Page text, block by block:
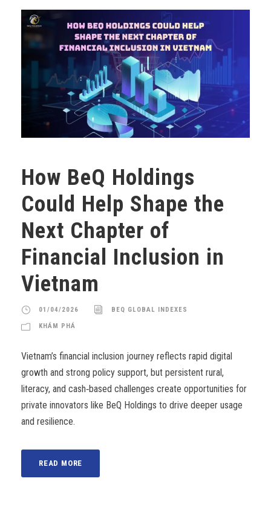
How BeQ Holdings
Could Help Shape the
Next Chapter of
Financial Inclusion in
Vietnam
01/04/2026 BEQ GLOBAL INDEXES
KHÁM PHÁ
Vietnam’s financial inclusion journey reflects rapid digital
growth and strong policy support, but persistent rural,
literacy, and cash‑based challenges create opportunities for
private innovators like BeQ Holdings to drive deeper usage
and resilience.
READ MORE